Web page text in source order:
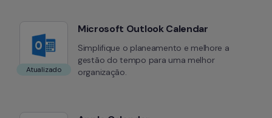
Atualizado
Microsoft Outlook Calendar
Simplifique o planeamento e melhore a
gestão do tempo para uma melhor
organização.